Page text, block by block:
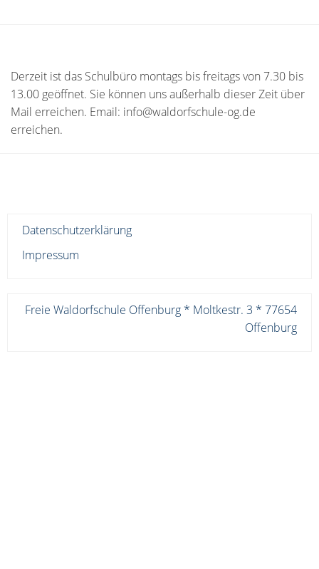
Derzeit ist das Schulbüro montags bis freitags von 7.30 bis
13.00 geöffnet. Sie können uns außerhalb dieser Zeit über
Mail erreichen. Email: info@waldorfschule-og.de
erreichen.
Datenschutzerklärung
Impressum
Freie Waldorfschule Offenburg * Moltkestr. 3 * 77654
Offenburg